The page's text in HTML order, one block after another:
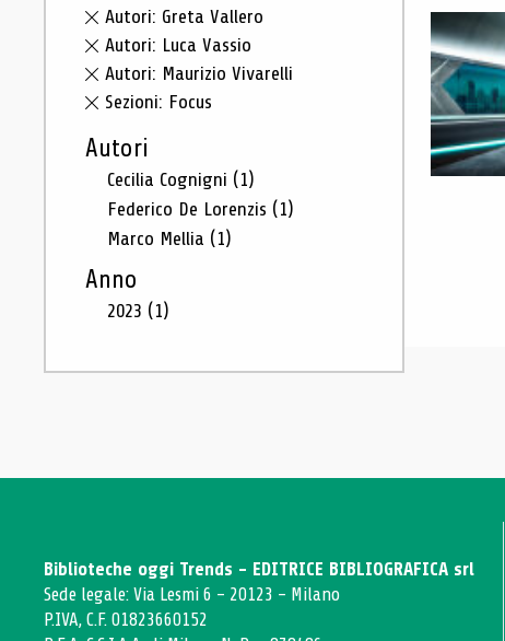
Autori: Greta Vallero
Autori: Luca Vassio
Autori: Maurizio Vivarelli
Sezioni: Focus
Autori
Cecilia Cognigni (1)
Federico De Lorenzis (1)
Marco Mellia (1)
Anno
2023 (1)
Biblioteche oggi Trends - EDITRICE BIBLIOGRAFICA srl
Sede legale: Via Lesmi 6 - 20123 - Milano
P.IVA, C.F. 01823660152